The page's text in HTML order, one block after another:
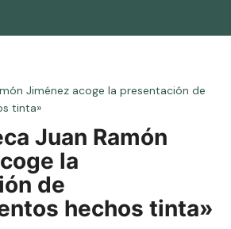
Jiménez acoge la presentación de
tinta»
Juan Ramón
la
de
hechos tinta»